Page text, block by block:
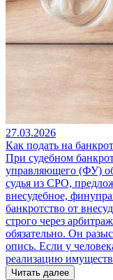
27.03.2026
Как подать на
При судебном
управляющего (ФУ)
судья из СРО,
внесудебное,
банкротство от
строго через
обязательно. Он
опись. Если у
реализацию
Читать далее